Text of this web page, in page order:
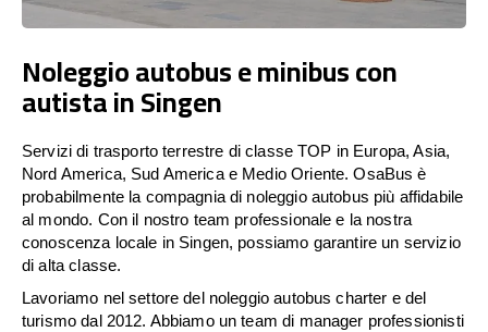
Noleggio autobus e minibus con
autista in Singen
Servizi di trasporto terrestre di classe TOP in Europa, Asia,
Nord America, Sud America e Medio Oriente. OsaBus è
probabilmente la compagnia di noleggio autobus più affidabile
al mondo. Con il nostro team professionale e la nostra
conoscenza locale in Singen, possiamo garantire un servizio
di alta classe.
Lavoriamo nel settore del noleggio autobus charter e del
turismo dal 2012. Abbiamo un team di manager professionisti